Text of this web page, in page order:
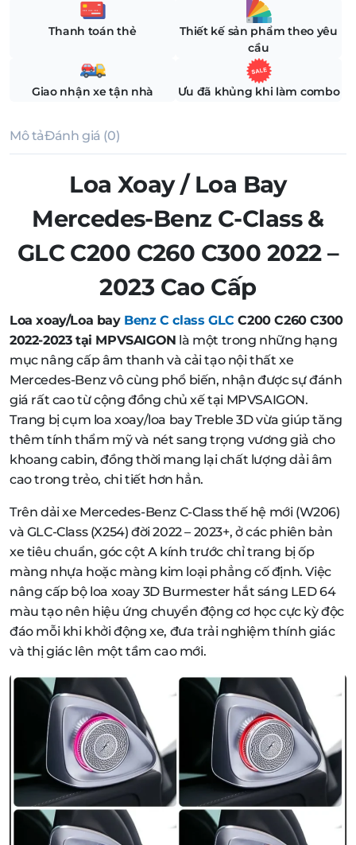
Thanh toán thẻ
Thiết kế sản phẩm theo yêu
cầu
Giao nhận xe tận nhà Ưu đã khủng khi làm combo
Mô tảĐánh giá (0)
Loa Xoay / Loa Bay
Mercedes-Benz C-Class &
GLC C200 C260 C300 2022 –
2023 Cao Cấp
Loa xoay/Loa bay Benz C class GLC C200 C260 C300
2022-2023 tại MPVSAIGON là một trong những hạng
mục nâng cấp âm thanh và cải tạo nội thất xe
Mercedes-Benz vô cùng phổ biến, nhận được sự đánh
giá rất cao từ cộng đồng chủ xế tại MPVSAIGON.
Trang bị cụm loa xoay/loa bay Treble 3D vừa giúp tăng
thêm tính thẩm mỹ và nét sang trọng vương giả cho
khoang cabin, đồng thời mang lại chất lượng dải âm
cao trong trẻo, chi tiết hơn hẳn.
Trên dải xe Mercedes-Benz C-Class thế hệ mới (W206)
và GLC-Class (X254) đời 2022 – 2023+, ở các phiên bản
xe tiêu chuẩn, góc cột A kính trước chỉ trang bị ốp
màng nhựa hoặc màng kim loại phẳng cố định. Việc
nâng cấp bộ loa xoay 3D Burmester hắt sáng LED 64
màu tạo nên hiệu ứng chuyển động cơ học cực kỳ độc
đáo mỗi khi khởi động xe, đưa trải nghiệm thính giác
và thị giác lên một tầm cao mới.